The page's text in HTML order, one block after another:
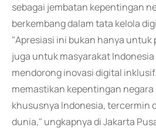
sebagai jembatan kepentingan
berkembang dalam tata kelola
"Apresiasi ini bukan hanya
juga untuk masyarakat
mendorong inovasi digital
memastikan kepentingan negara
khususnya Indonesia, tercermin
dunia," ungkapnya di Jakarta